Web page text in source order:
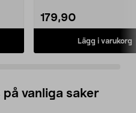
179,90
Lägg i varukorg
vanliga saker